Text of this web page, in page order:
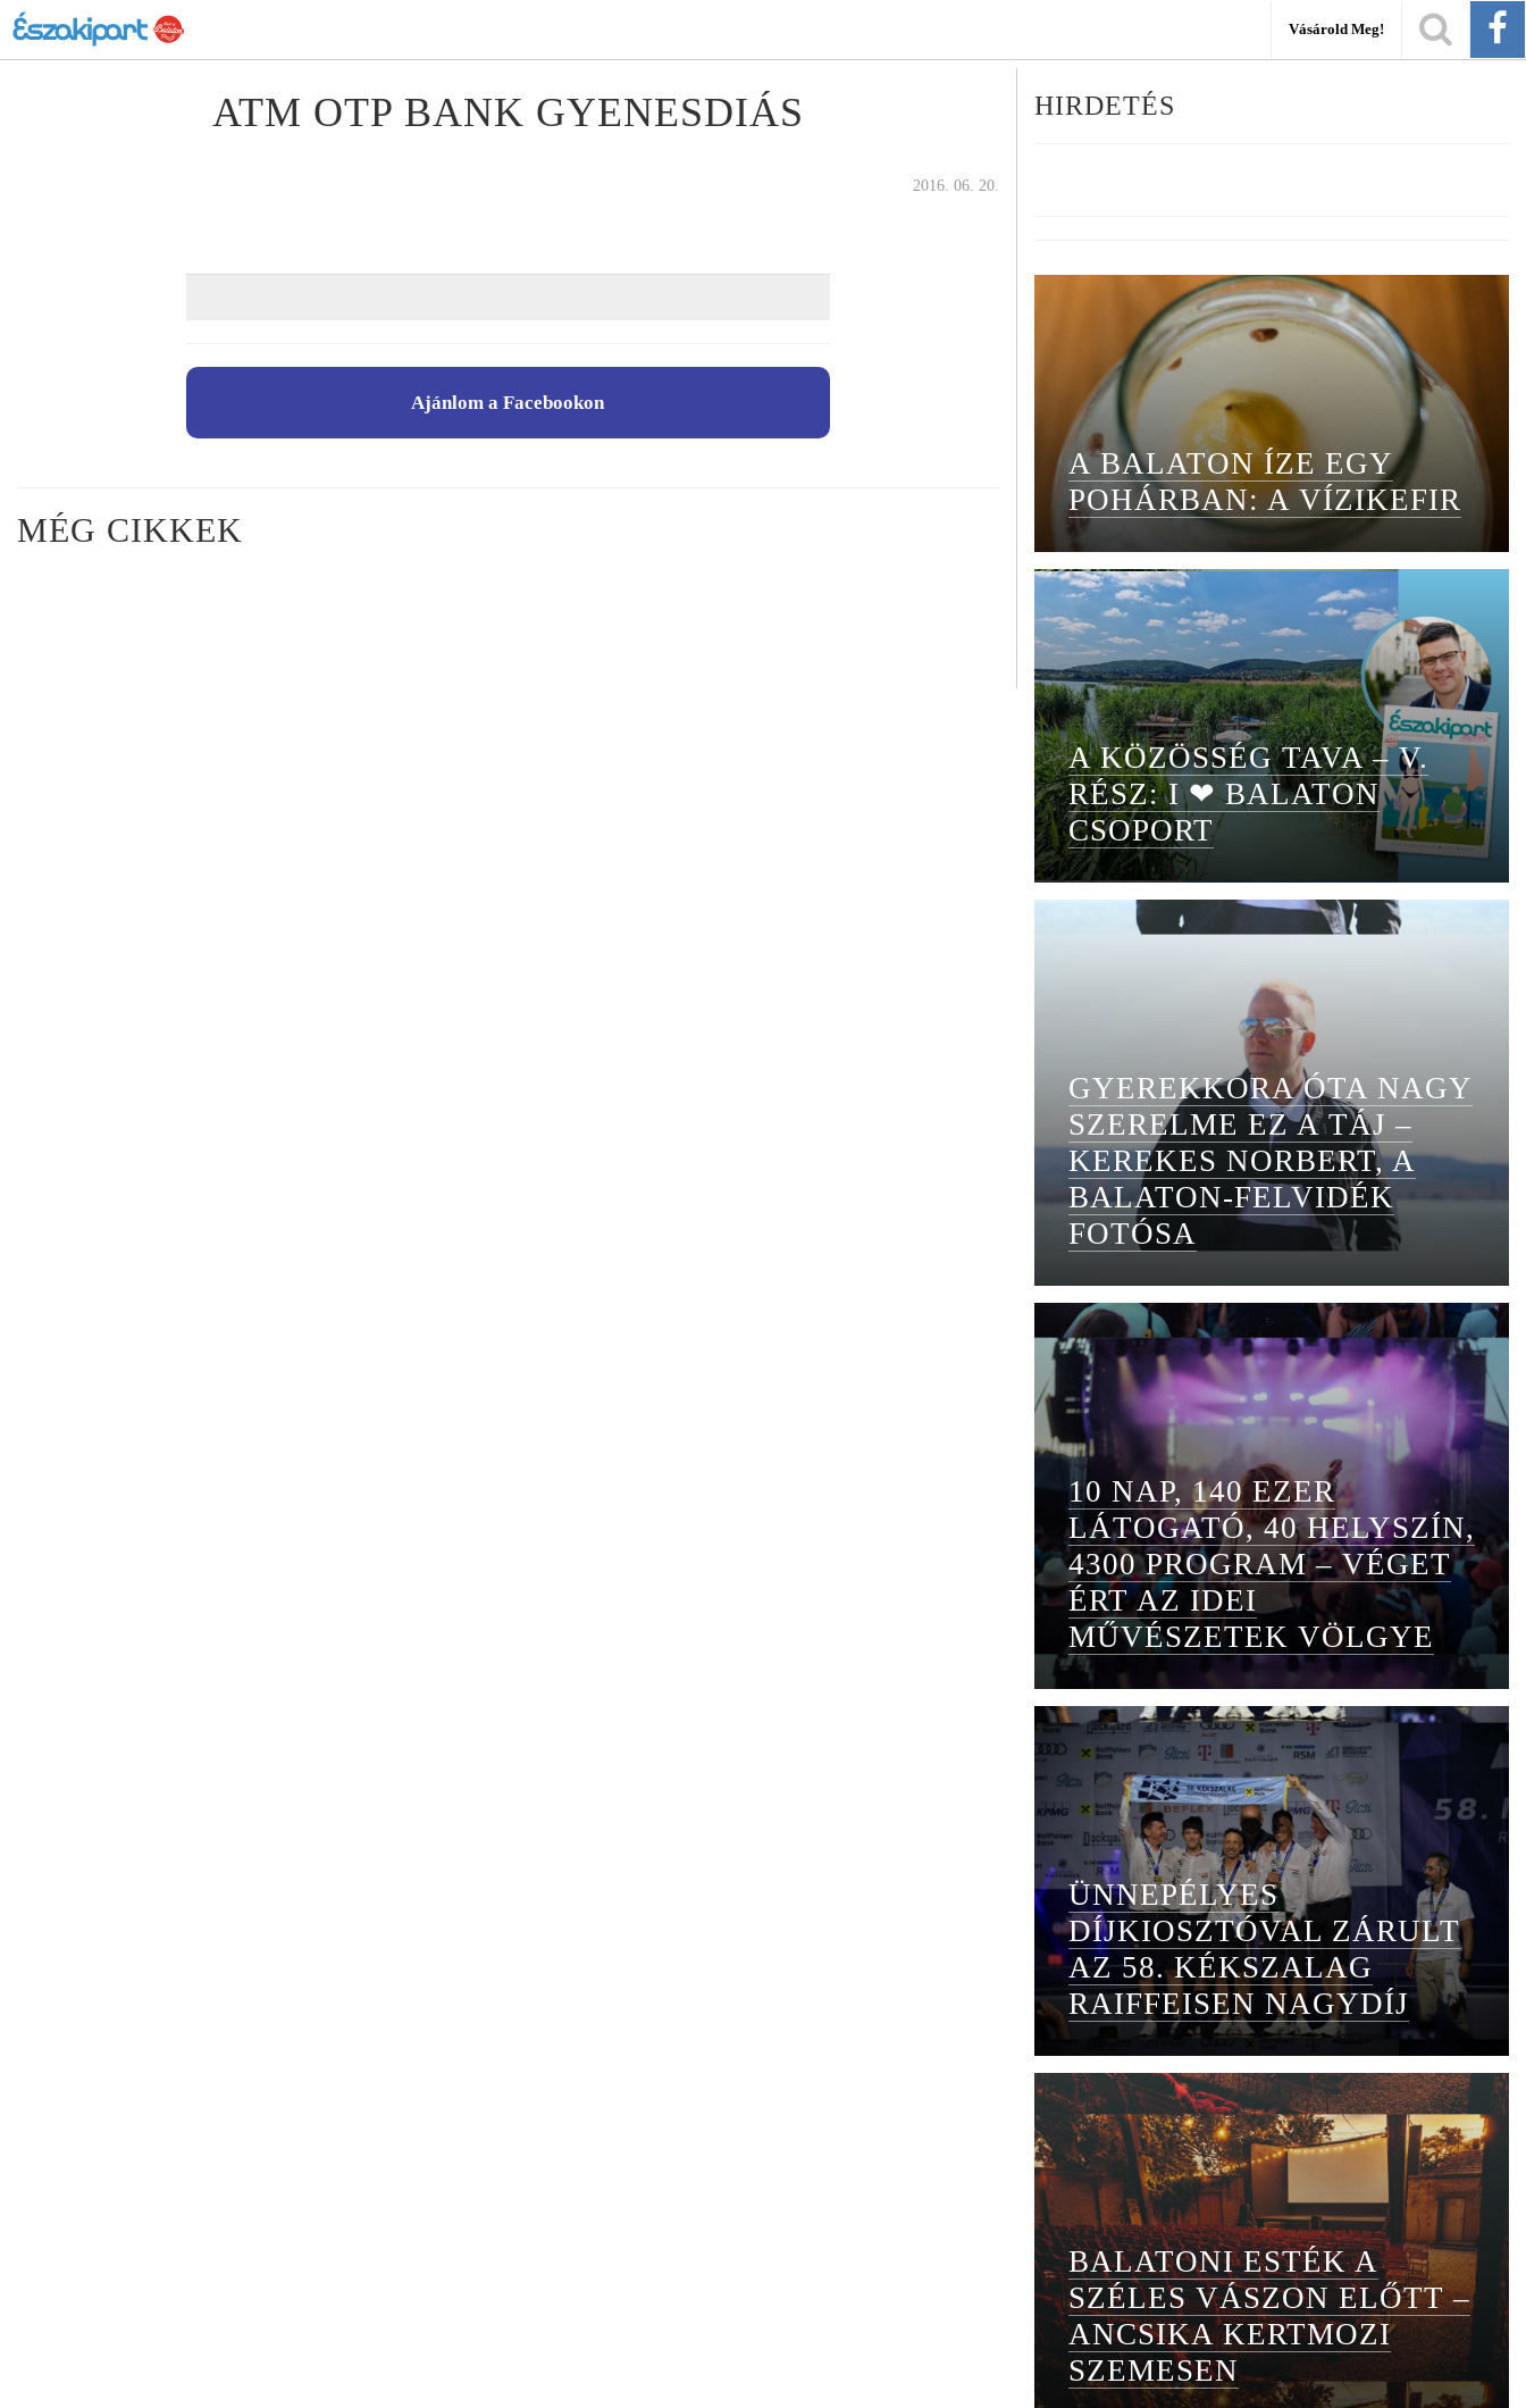
Vásárold Meg!
ATM OTP BANK GYENESDIÁS
2016. 06. 20.
Ajánlom a Facebookon
MÉG CIKKEK
HIRDETÉS
A BALATON ÍZE EGY
POHÁRBAN: A VÍZIKEFIR
A KÖZÖSSÉG TAVA – V.
RÉSZ: I ❤ BALATON
CSOPORT
GYEREKKORA ÓTA NAGY
SZERELME EZ A TÁJ –
KEREKES NORBERT, A
BALATON-FELVIDÉK
FOTÓSA
10 NAP, 140 EZER
LÁTOGATÓ, 40 HELYSZÍN,
4300 PROGRAM – VÉGET
ÉRT AZ IDEI
MŰVÉSZETEK VÖLGYE
ÜNNEPÉLYES
DÍJKIOSZTÓVAL ZÁRULT
AZ 58. KÉKSZALAG
RAIFFEISEN NAGYDÍJ
BALATONI ESTÉK A
SZÉLES VÁSZON ELŐTT –
ANCSIKA KERTMOZI
SZEMESEN